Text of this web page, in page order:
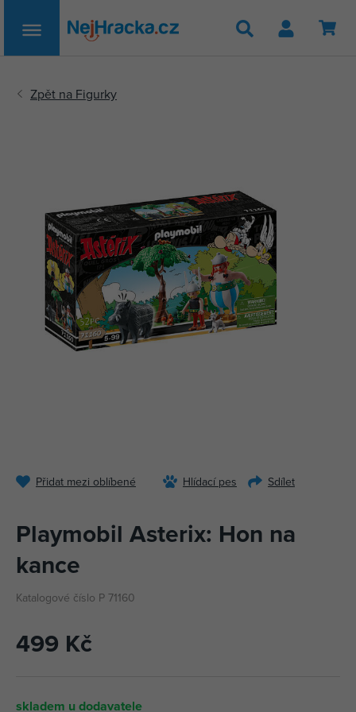
Hledat
Přidat mezi oblíbené Hlídací pes Sdílet
Playmobil Asterix: Hon na
kance
Katalogové číslo P 71160
499 Kč
skladem u dodavatele